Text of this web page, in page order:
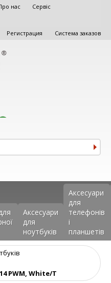
нас
Сервіс
Регистрация Система заказов
Аксесуари
для
ноутбуків
Аксеcуари
для
телефонів
і
планшетів
PWM, White/T